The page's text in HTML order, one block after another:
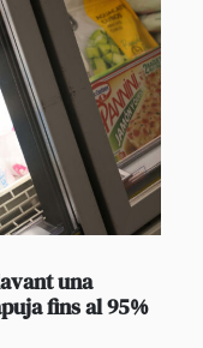
una
fins al 95%